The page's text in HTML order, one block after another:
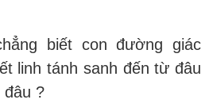
biết con đường giác
linh tánh sanh đến từ đâu
đâu ?